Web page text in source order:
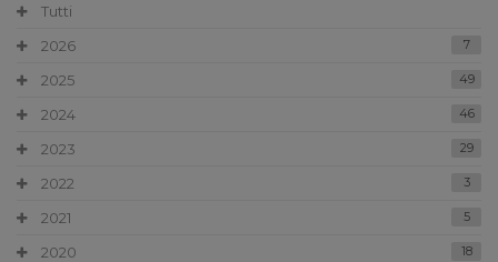
Tutti
2026
7
2025 49
2024 46
2023 29
2022 3
2021 5
2020 18